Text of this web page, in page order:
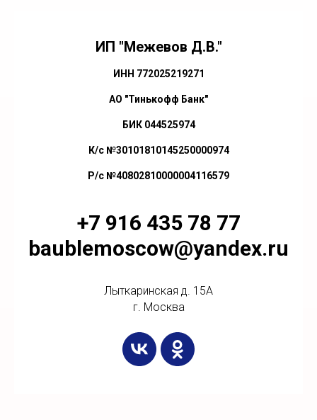
ИП "Межевов Д.В."
ИНН 772025219271
АО "Тинькофф Банк"
БИК 044525974
К/с №30101810145250000974
Р/с №40802810000004116579
+7 916 435 78 77
baublemoscow@yandex.ru
Лыткаринская д. 15А
г. Москва